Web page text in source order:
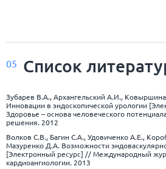
05 Список
Зубарев В.А., Архангельский А.И.,
Инновации в эндоскопической урологии
Здоровье – основа человеческого
решения. 2012
Волков С.В., Багин С.А., Удовиченко А.Е.,
Мазуренко Д.А. Возможности
[Электронный ресурс] // Международный
кардиоангиологии. 2013